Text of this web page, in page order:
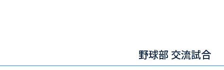
野球部 交流試合